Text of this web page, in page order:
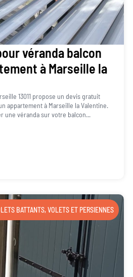
véranda balcon
à Marseille la
13011 propose un devis gratuit
appartement à Marseille la Valentine.
une véranda sur votre balcon...
BATTANTS,VOLETS ET PERSIENNES